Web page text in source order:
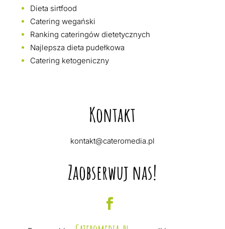
Dieta sirtfood
Catering wegański
Ranking cateringów dietetycznych
Najlepsza dieta pudełkowa
Catering ketogeniczny
Kontakt
kontakt@cateromedia.pl
Zaobserwuj nas!